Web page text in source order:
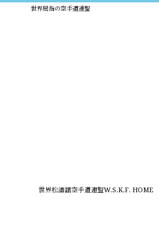
世界屈指の空手道連盟
世界松濤舘空手道連盟W.S.K.F. HOME